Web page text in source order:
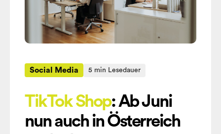
Social Media 5 min Lesedauer
TikTok Shop: Ab Juni
nun auch in Österreich